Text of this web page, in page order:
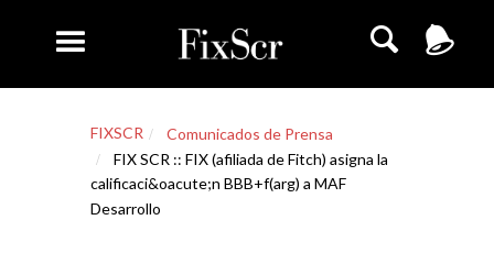
FIXSCR
Comunicados de Prensa
FIX SCR :: FIX (afiliada de Fitch) asigna la
calificaci&oacute;n BBB+f(arg) a MAF
Desarrollo